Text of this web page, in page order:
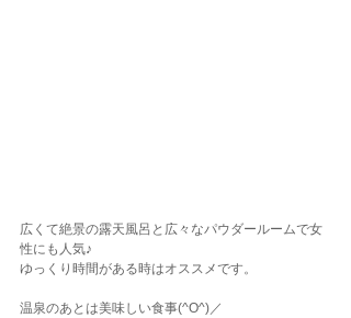
広くて絶景の露天風呂と広々なパウダールームで女
性にも人気♪
ゆっくり時間がある時はオススメです。
温泉のあとは美味しい食事(^O^)／